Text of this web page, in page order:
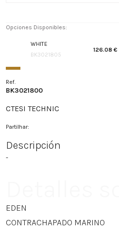
Opciones Disponibles:
WHITE
BK3021805
126.08 €
Ref.
BK3021800
CTESI TECHNIC
Partilhar:
Descripción
-
EDEN
CONTRACHAPADO MARINO